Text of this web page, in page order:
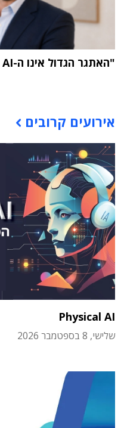
"האתגר הגדול אינו ה-AI אלא הטמעתה בארגון"
אירועים קרובים
Physical AI
שלישי, 8 בספטמבר 2026